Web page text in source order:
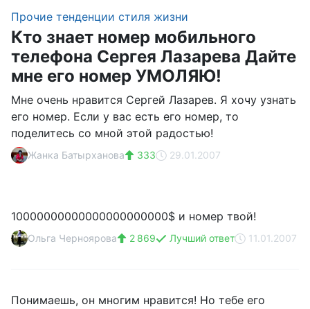
Прочие тенденции стиля жизни
Кто знает номер мобильного
телефона Сергея Лазарева Дайте
мне его номер УМОЛЯЮ!
Мне очень нравится Сергей Лазарев. Я хочу узнать
его номер. Если у вас есть его номер, то
поделитесь со мной этой радостью!
Жанка Батырханова 333 29.01.2007
10000000000000000000000$ и номер твой!
Ольга Черноярова 2 869 Лучший ответ 11.01.2007
Понимаешь, он многим нравится! Но тебе его